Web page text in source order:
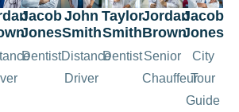
Jacob
Jones
Dentist
John
Smith
Distance
Driver
Taylor
Smith
Dentist
Jordan
Brown
Senior
Chauffeur
Jacob
Jones
City
Tour
Guide